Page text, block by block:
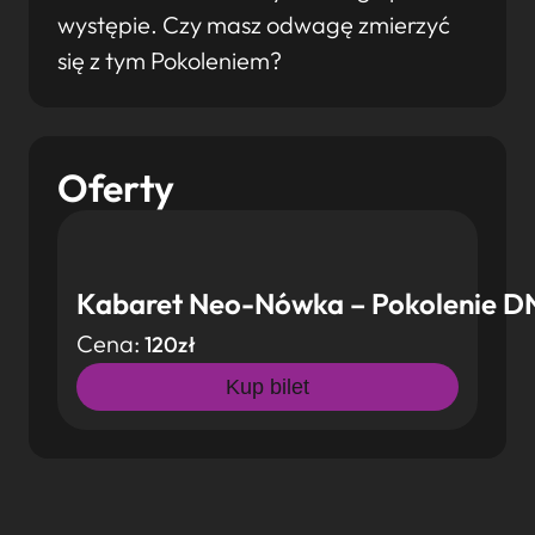
występie. Czy masz odwagę zmierzyć
się z tym Pokoleniem?
Oferty
Kabaret Neo-Nówka – Pokolenie
Cena: 120zł
Kup bilet